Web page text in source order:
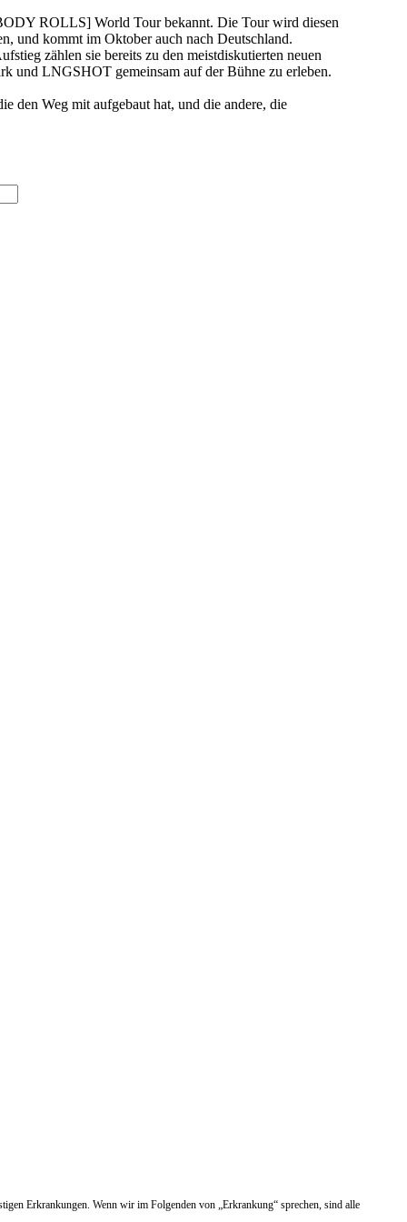
ROLLS] World Tour bekannt. Die Tour wird diesen
und kommt im Oktober auch nach Deutschland.
zählen sie bereits zu den meistdiskutierten neuen
und LNGSHOT gemeinsam auf der Bühne zu erleben.
den Weg mit aufgebaut hat, und die andere, die
Erkrankungen. Wenn wir im Folgenden von „Erkrankung“ sprechen, sind alle